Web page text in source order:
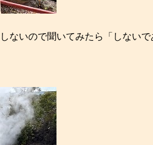
ないので聞いてみたら「しない